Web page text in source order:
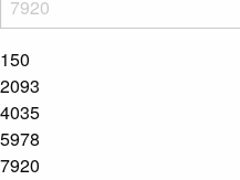
150
2093
4035
5978
7920